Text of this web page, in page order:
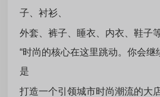
子、衬衫、
外套、裤子、睡衣、内衣、鞋子
“时尚的核心在这里跳动。你会
是
打造一个引领城市时尚潮流的大